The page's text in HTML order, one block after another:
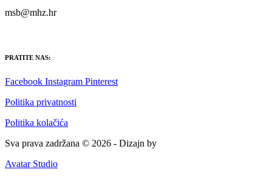
msb@mhz.hr
PRATITE NAS:
Facebook Instagram Pinterest
Politika privatnosti
Politika kolačića
Sva prava zadržana © 2026 - Dizajn by
Avatar Studio